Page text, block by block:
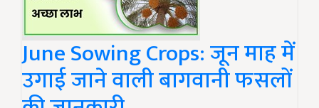
June Sowing Crops: जून माह में
उगाई जाने वाली बागवानी फसलों